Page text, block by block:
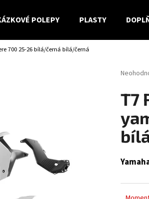
POLEPY PLASTY
700 25-26 bílá/černá bílá/černá
Průměrné
produktu
z
5
T7
Co potřebujete najít?
HLEDAT